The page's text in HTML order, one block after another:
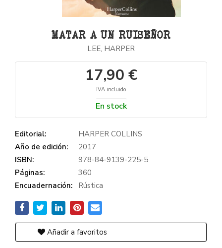
MATAR A UN RUISEÑOR
LEE, HARPER
17,90 €
IVA incluido
En stock
Editorial:
HARPER COLLINS
Año de edición:
2017
ISBN:
978-84-9139-225-5
Páginas:
360
Encuadernación:
Rústica
Añadir a favoritos